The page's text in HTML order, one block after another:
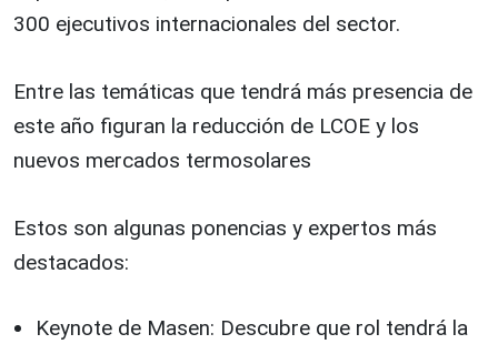
300 ejecutivos internacionales del sector.
Entre las temáticas que tendrá más presencia de
este año figuran la reducción de LCOE y los
nuevos mercados termosolares
Estos son algunas ponencias y expertos más
destacados:
Keynote de Masen: Descubre que rol tendrá la